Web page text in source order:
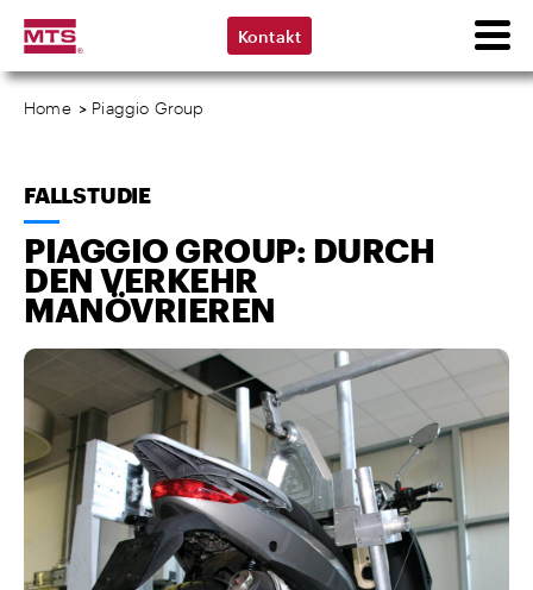
Kontakt
Home > Piaggio Group
FALLSTUDIE
PIAGGIO GROUP: DURCH
DEN VERKEHR
MANÖVRIEREN